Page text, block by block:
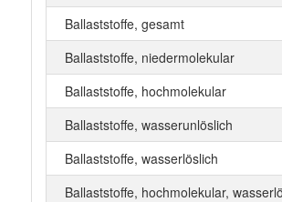
Ballaststoffe, gesamt
Ballaststoffe, niedermolekular
Ballaststoffe, hochmolekular
Ballaststoffe, wasserunlöslich
Ballaststoffe, wasserlöslich
Ballaststoffe, hochmolekular,